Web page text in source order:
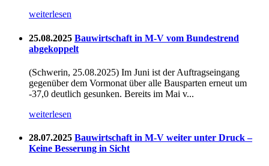
weiterlesen
25.08.2025 Bauwirtschaft in M-V vom Bundestrend
abgekoppelt
(Schwerin, 25.08.2025) Im Juni ist der Auftragseingang
gegenüber dem Vormonat über alle Bausparten erneut um
-37,0 deutlich gesunken. Bereits im Mai v...
weiterlesen
28.07.2025 Bauwirtschaft in M-V weiter unter Druck –
Keine Besserung in Sicht